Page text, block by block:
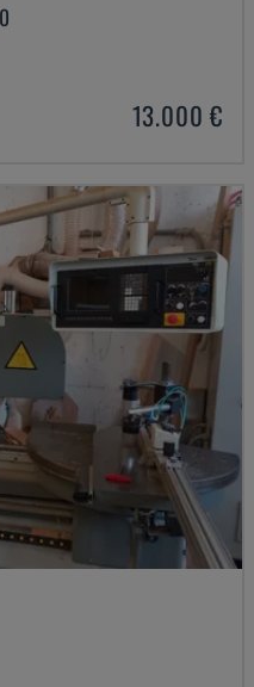
13.000 €